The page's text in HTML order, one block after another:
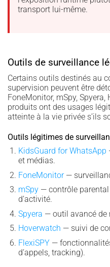
transport lui-même.
Outils de surveillance
Certains outils destinés au
supervision peuvent être
FoneMonitor, mSpy,
produits ont des usages
atteinte à la vie privée s’ils
Outils légitimes de
KidsGuard for WhatsApp
et médias.
FoneMonitor—
mSpy— contrôle parental
d’activité.
Spyera — outil avancé de
Hoverwatch — suivi de
FlexiSPY—
d’appels, tracking).